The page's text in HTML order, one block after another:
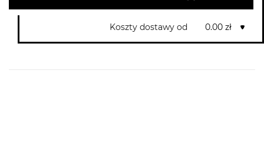
Koszty dostawy od 0.00 zł